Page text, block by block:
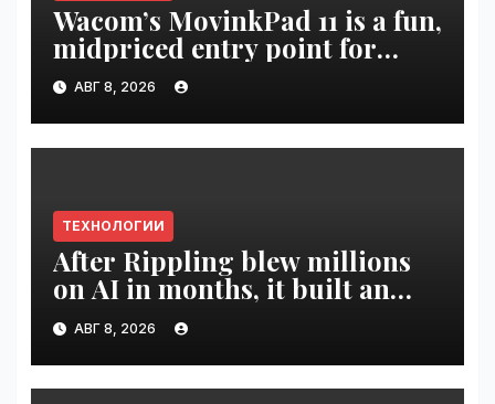
Wacom’s MovinkPad 11 is a fun,
midpriced entry point for
digital artists | VseTime.ru
АВГ 8, 2026
ТЕХНОЛОГИИ
After Rippling blew millions
on AI in months, it built an
employee ROI tool |
VseTime.ru
АВГ 8, 2026